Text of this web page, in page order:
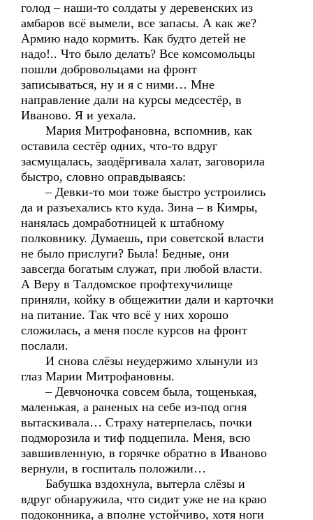
голод – наши-то солдаты у деревенских из
амбаров всё вымели, все запасы. А как же?
Армию надо кормить. Как будто детей не
надо!.. Что было делать? Все комсомольцы
пошли добровольцами на фронт
записываться, ну и я с ними… Мне
направление дали на курсы медсестёр, в
Иваново. Я и уехала.
Мария Митрофановна, вспомнив, как
оставила сестёр одних, что-то вдруг
засмущалась, заодёргивала халат, заговорила
быстро, словно оправдываясь:
– Девки-то мои тоже быстро устроились
да и разъехались кто куда. Зина – в Кимры,
нанялась домработницей к штабному
полковнику. Думаешь, при советской власти
не было прислуги? Была! Бедные, они
завсегда богатым служат, при любой власти.
А Веру в Талдомское профтехучилище
приняли, койку в общежитии дали и карточки
на питание. Так что всё у них хорошо
сложилась, а меня после курсов на фронт
послали.
И снова слёзы неудержимо хлынули из
глаз Марии Митрофановны.
– Девчоночка совсем была, тощенькая,
маленькая, а раненых на себе из-под огня
вытаскивала… Страху натерпелась, почки
подморозила и тиф подцепила. Меня, всю
завшивленную, в горячке обратно в Иваново
вернули, в госпиталь положили…
Бабушка вздохнула, вытерла слёзы и
вдруг обнаружила, что сидит уже не на краю
подоконника, а вполне устойчиво, хотя ноги